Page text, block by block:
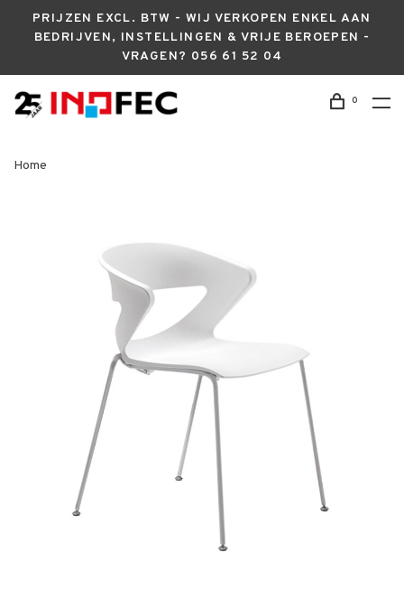
PRIJZEN EXCL. BTW - WIJ VERKOPEN ENKEL AAN
BEDRIJVEN, INSTELLINGEN & VRIJE BEROEPEN -
VRAGEN? 056 61 52 04
0
Home